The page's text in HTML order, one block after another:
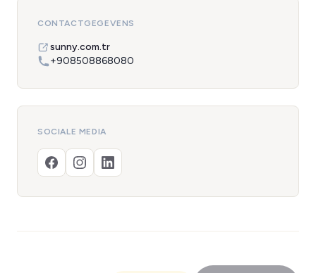
CONTACTGEGEVENS
sunny.com.tr
+908508868080
SOCIALE MEDIA